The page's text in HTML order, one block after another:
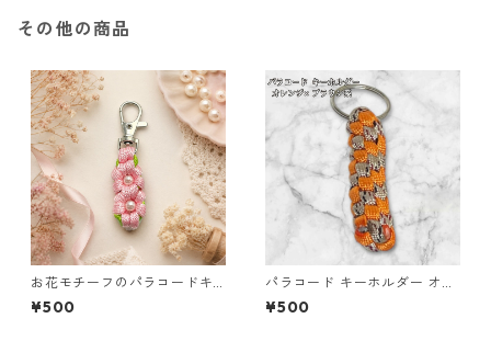
その他の商品
お花モチーフのパラコードキ
ーホルダー ピンク×ライトグリ
ーン ハンドメイド 国産 本革
¥500
パラコード キーホルダー オレ
ンジ ブラウン系 編み込み s35
¥500